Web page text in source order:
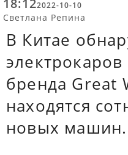
18:122022-10-10
Светлана Репина
В Китае
бренда Great
находятся
новых машин.